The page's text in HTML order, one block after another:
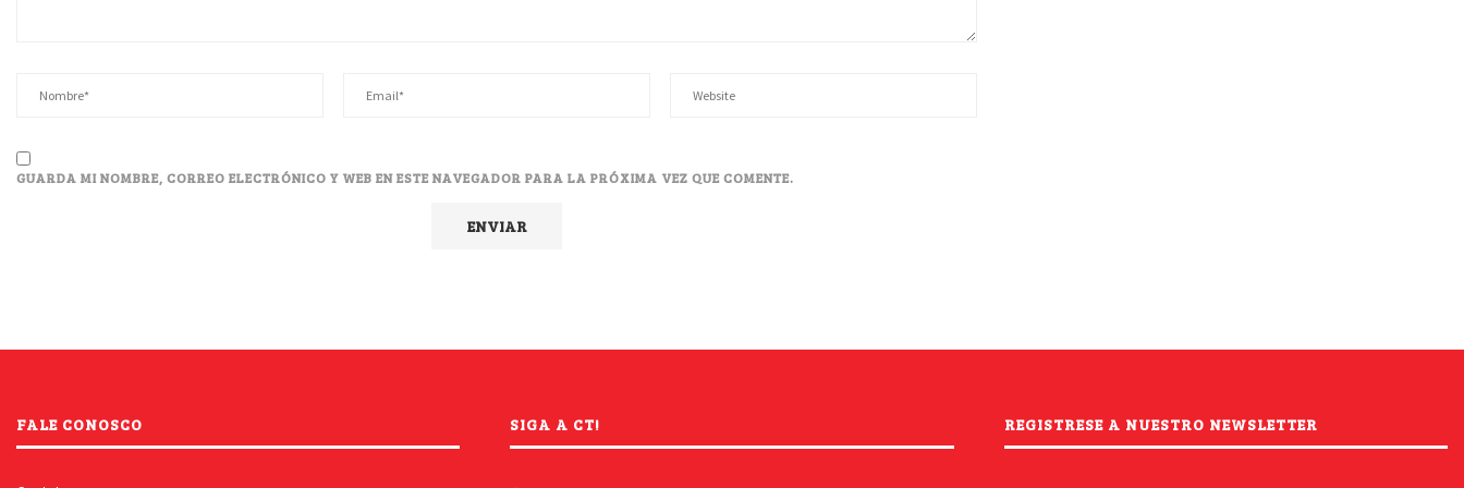
GUARDA MI NOMBRE, CORREO ELECTRÓNICO Y WEB EN ESTE NAVEGADOR PARA LA PRÓXIMA VEZ QUE COMENTE.
FALE CONOSCO SIGA A CT! REGISTRESE A NUESTRO NEWSLETTER